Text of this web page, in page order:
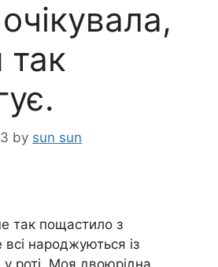
by sun sun
так пощастило з
народжуються із
роті. Моя двоюрідна